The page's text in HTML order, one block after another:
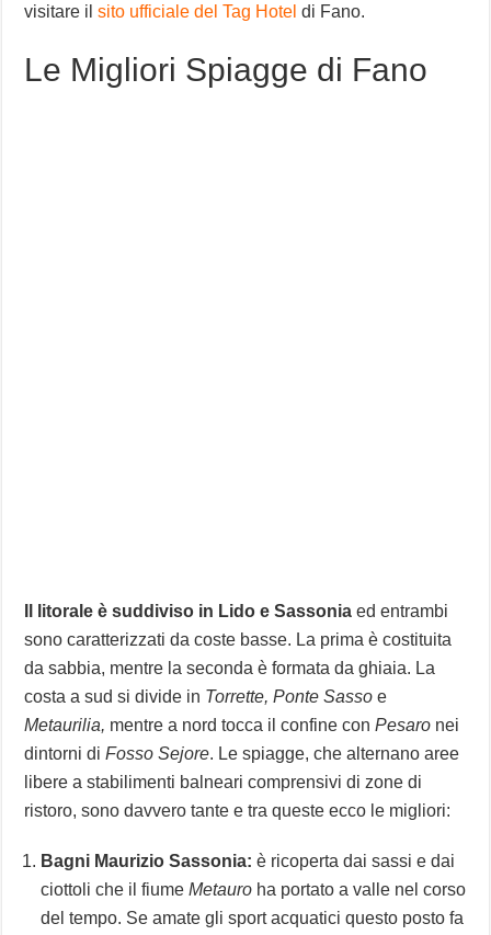
visitare ilsito ufficiale del Tag Hotel di Fano.
Le Migliori Spiagge di Fano
Il litorale è suddiviso in Lido e Sassonia ed entrambi
sono caratterizzati da coste basse. La prima è costituita
da sabbia, mentre la seconda è formata da ghiaia. La
costa a sud si divide in Torrette, Ponte Sasso e
Metaurilia, mentre a nord tocca il confine conPesaro nei
dintorni diFosso Sejore. Le spiagge, che alternano aree
libere a stabilimenti balneari comprensivi di zone di
ristoro, sono davvero tante e tra queste ecco le migliori:
Bagni Maurizio Sassonia: è ricoperta dai sassi e dai
ciottoli che il fiumeMetauro ha portato a valle nel corso
del tempo. Se amate gli sport acquatici questo posto fa